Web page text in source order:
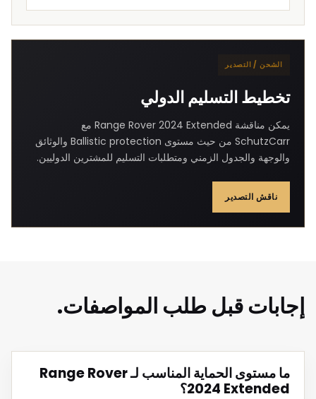
الشحن / التصدير
تخطيط التسليم الدولي
يمكن مناقشة Range Rover 2024 Extended مع
SchutzCarr من حيث مستوى Ballistic protection والوثائق
والوجهة والجدول الزمني ومتطلبات التسليم للمشترين الدوليين.
ناقش التصدير
إجابات قبل طلب المواصفات.
ما مستوى الحماية المناسب لـ Range Rover
2024 Extended؟